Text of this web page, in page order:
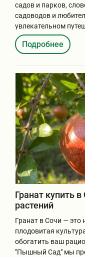
садов и парков,
садоводов и
увлекательном
саженцы гор...
Подробнее
Гранат купить
растений
Гранат в Сочи — это
плодовитая
обогатить ваш
"Пышный Сад" мы